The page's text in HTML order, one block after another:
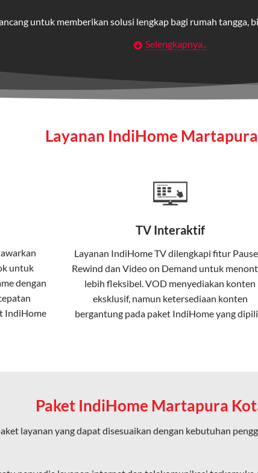
untuk memberikan solusi lengkap bagi rumah
internetberbasis fiber optic yang disediakan oleh Telkom
beberapa keunggulan:
data dalam kecepatan tinggi hingga 1 Gbps, lebih
interferensi elektromagnetik, sehingga koneksi tetap lancar.
sekaligus tanpa penurunan kualitas koneksi.
pengalaman internet yang lebih baik bagi
Selengkapnya..
Layanan IndiHome
untuk
dengan
IndiHome
TV Interaktif
Layanan IndiHome TVdilengkapi fitur
Rewind dan Video on Demand untuk
lebih fleksibel. VOD menyediakan konten
eksklusif, namun ketersediaan konten
bergantung pada paket IndiHome yang
Paket IndiHome Martapura
layanan yang dapat disesuaikan dengan kebutuhan